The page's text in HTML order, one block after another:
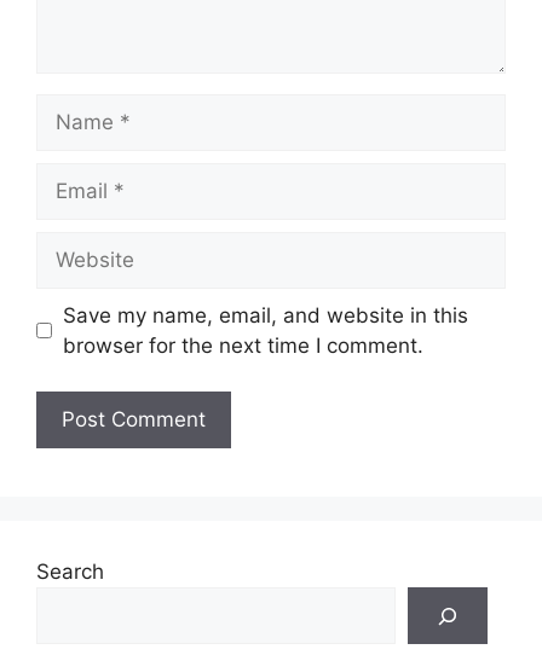
Save my name, email, and website in this
browser for the next time I comment.
Search